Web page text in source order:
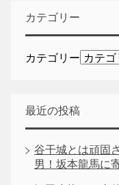
カテゴリー
カテゴリー
最近の投稿
谷干城とは頑固
男！坂本龍馬に